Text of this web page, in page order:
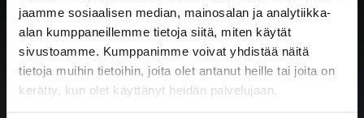
jaamme sosiaalisen median, mainosalan ja analytiikka-
alan kumppaneillemme tietoja siitä, miten käytät
sivustoamme. Kumppanimme voivat yhdistää näitä
tietoja muihin tietoihin, joita olet antanut heille tai joita on
kerätty, kun olet käyttänyt heidän palvelujaan.
Katso kaikki tulevat
taloesittelyt